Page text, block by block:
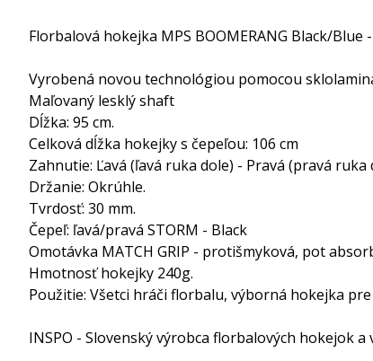
Florbalová hokejka MPS BOOMERANG Black/Blue
Vyrobená novou technológiou pomocou
Maľovaný lesklý shaft
Dĺžka: 95 cm.
Celková dĺžka hokejky s čepeľou: 106 cm
Zahnutie: Ľavá (ľavá ruka dole) - Pravá (pravá ruka
Držanie: Okrúhle.
Tvrdosť: 30 mm.
Čepeľ: ľavá/pravá STORM - Black
Omotávka MATCH GRIP - protišmyková, pot
Hmotnosť hokejky 240g.
Použitie: Všetci hráči florbalu, výborná hokejka
INSPO - Slovenský výrobca florbalových hokejok a